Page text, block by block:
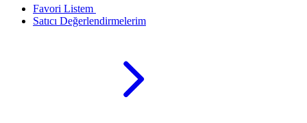
Favori Listem
Satıcı Değerlendirmelerim